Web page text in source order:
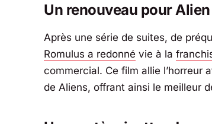
Un renouveau pourAlien
Après une série de suites, de
Romulus a redonné vie à la
commercial. Ce film allie l’horreur
de Aliens, offrant ainsi le meilleur